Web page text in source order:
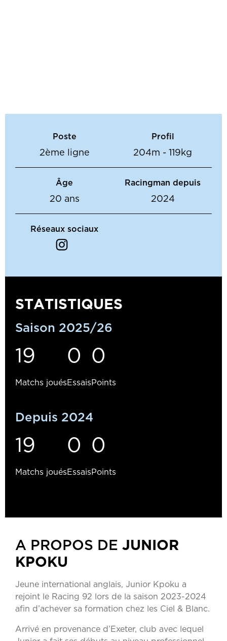
Poste
2ème ligne
Profil
204m - 119kg
Âge
20 ans
Racingman depuis
2024
Réseaux sociaux
STATISTIQUES
Saison 2025/26
19
Matchs joués
0
Essais
0
Points
Depuis 2024
19
Matchs joués
0
Essais
0
Points
A PROPOS DE JUNIOR
KPOKU
Jeune international anglais, Junior Kpoku a
rejoint le Racing 92 lors de la saison 2023-2024
afin d’achever sa formation chez les Ciel & Blanc.
Arrivé en provenance d’Exeter, club avec lequel